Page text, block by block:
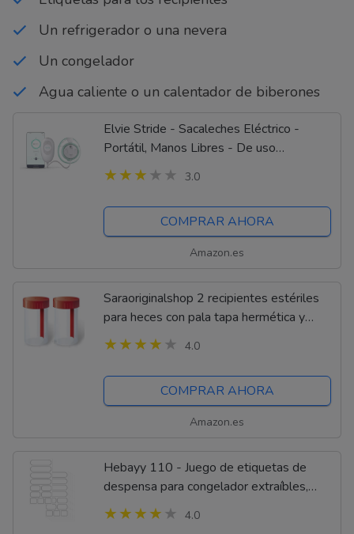
Un refrigerador o una nevera
Un congelador
Agua caliente o un calentador de biberones
Elvie Stride - Sacaleches Eléctrico -
Portátil, Manos Libres - De uso
hospitalario, cómodo, ligero - Control por
App - Con 2 Modos y 150 ml de
Capacidad por...
3.0
COMPRAR AHORA
Amazon.es
Saraoriginalshop 2 recipientes estériles
para heces con pala tapa hermética y
etiqueta de datos adhesiva 60 ml carpeta
heces análisis de laboratorio exámenes...
4.0
COMPRAR AHORA
Amazon.es
Hebayy 110 - Juego de etiquetas de
despensa para congelador extraíbles,
resistente al agua y aceite, para
recipientes de alimentos, frascos, cocina,...
4.0